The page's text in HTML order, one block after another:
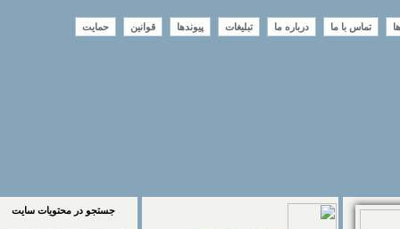
تماس با ما درباره ما تبلیغات پیوندها قوانین حمایت
جستجو در محتويات سايت